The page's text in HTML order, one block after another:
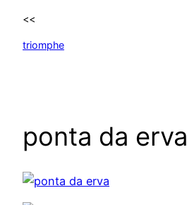
<<
triomphe
ponta da erva